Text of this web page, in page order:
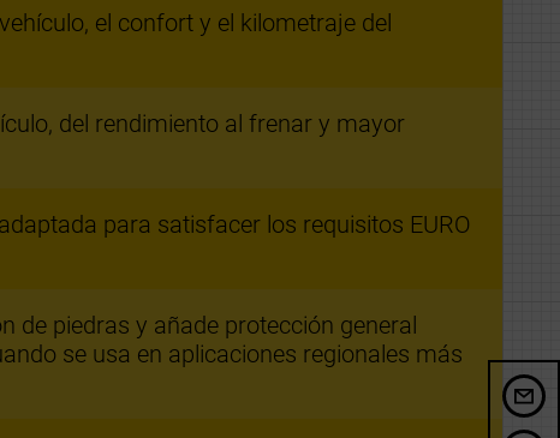
el confort y el kilometraje del
del rendimiento al frenar y mayor
para satisfacer los requisitos EURO
de piedras y añade protección general
se usa en aplicaciones regionales más